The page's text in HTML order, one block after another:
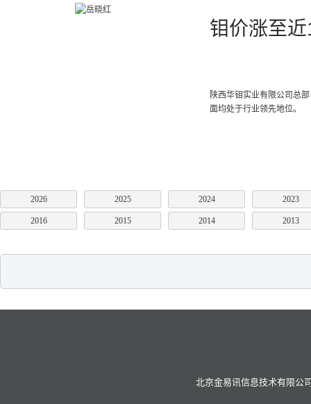
钼价涨至
陕西华钼实业有限公司总
面均处于行业领先地位。
2026 2025 2024 2023
2016 2015 2014 2013
北京金易讯信息技术有限公